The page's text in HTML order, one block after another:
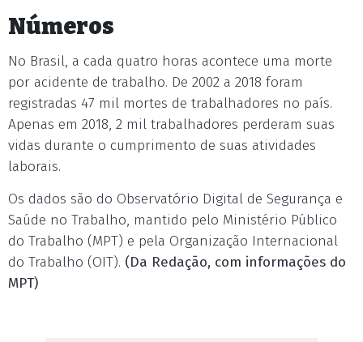
Números
No Brasil, a cada quatro horas acontece uma morte
por acidente de trabalho. De 2002 a 2018 foram
registradas 47 mil mortes de trabalhadores no país.
Apenas em 2018, 2 mil trabalhadores perderam suas
vidas durante o cumprimento de suas atividades
laborais.
Os dados são do Observatório Digital de Segurança e
Saúde no Trabalho, mantido pelo Ministério Público
do Trabalho (MPT) e pela Organização Internacional
do Trabalho (OIT). (Da Redação, com informações do
MPT)